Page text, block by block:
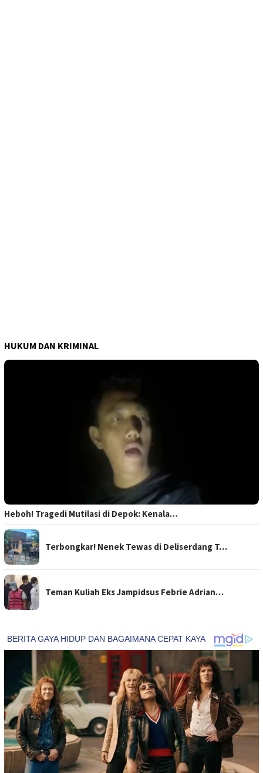
HUKUM DAN KRIMINAL
Heboh! Tragedi Mutilasi di Depok: Kenala…
Terbongkar! Nenek Tewas di Deliserdang T…
Teman Kuliah Eks Jampidsus Febrie Adrian…